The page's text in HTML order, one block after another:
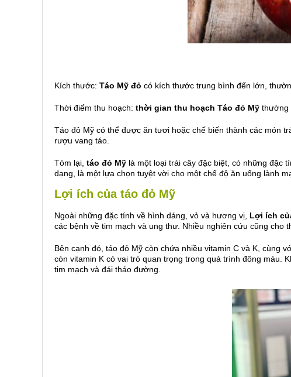
Kích thước: Táo Mỹ đỏ có kích thước trung bình đến lớn,
Thời điểm thu hoạch: thời gian thu hoạch Táo đỏ Mỹ thường
Táo đỏ Mỹ có thể được ăn tươi hoặc chế biến thành các món
rượu vang táo.
Tóm lại, táo đỏ Mỹ là một loại trái cây đặc biệt, có những đặc
dạng, là một lựa chọn tuyệt vời cho một chế độ ăn uống lành
Lợi ích của táo đỏ Mỹ
Ngoài những đặc tính về hình dáng, vỏ và hương vị, Lợi ích
các bệnh về tim mạch và ung thư. Nhiều nghiên cứu cũng cho
Bên cạnh đó, táo đỏ Mỹ còn chứa nhiều vitamin C và K, cùng
còn vitamin K có vai trò quan trọng trong quá trình đông máu.
tim mạch và đái tháo đường.